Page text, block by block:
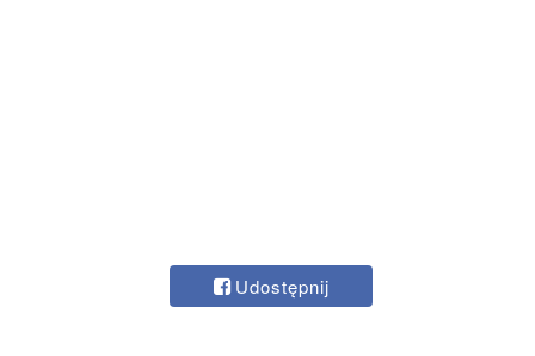
Udostępnij